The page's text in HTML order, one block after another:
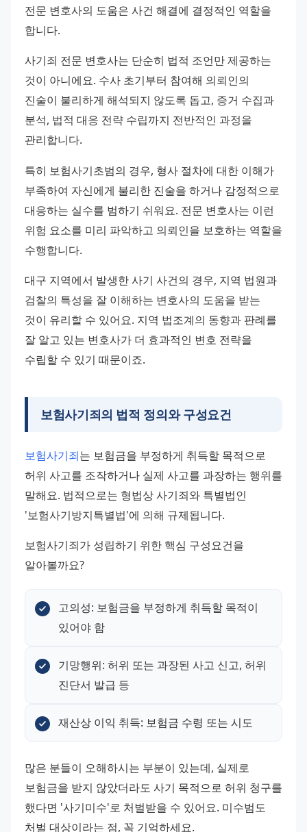
전문 변호사의 도움은 사건 해결에 결정적인 역할을
합니다.
사기죄 전문 변호사는 단순히 법적 조언만 제공하는
것이 아니에요. 수사 초기부터 참여해 의뢰인의
진술이 불리하게 해석되지 않도록 돕고, 증거 수집과
분석, 법적 대응 전략 수립까지 전반적인 과정을
관리합니다.
특히 보험사기초범의 경우, 형사 절차에 대한 이해가
부족하여 자신에게 불리한 진술을 하거나 감정적으로
대응하는 실수를 범하기 쉬워요. 전문 변호사는 이런
위험 요소를 미리 파악하고 의뢰인을 보호하는 역할을
수행합니다.
대구 지역에서 발생한 사기 사건의 경우, 지역 법원과
검찰의 특성을 잘 이해하는 변호사의 도움을 받는
것이 유리할 수 있어요. 지역 법조계의 동향과 판례를
잘 알고 있는 변호사가 더 효과적인 변호 전략을
수립할 수 있기 때문이죠.
보험사기죄의 법적 정의와 구성요건
보험사기죄는 보험금을 부정하게 취득할 목적으로
허위 사고를 조작하거나 실제 사고를 과장하는 행위를
말해요. 법적으로는 형법상 사기죄와 특별법인
'보험사기방지특별법'에 의해 규제됩니다.
보험사기죄가 성립하기 위한 핵심 구성요건을
알아볼까요?
고의성: 보험금을 부정하게 취득할 목적이
있어야 함
기망행위: 허위 또는 과장된 사고 신고, 허위
진단서 발급 등
재산상 이익 취득: 보험금 수령 또는 시도
많은 분들이 오해하시는 부분이 있는데, 실제로
보험금을 받지 않았더라도 사기 목적으로 허위 청구를
했다면 '사기미수'로 처벌받을 수 있어요. 미수범도
처벌 대상이라는 점, 꼭 기억하세요.